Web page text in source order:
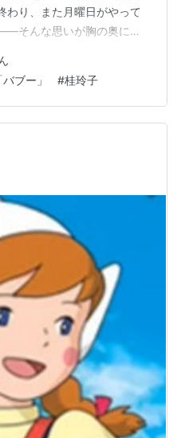
わり、また月曜日がやって
そんな思いが胸の奥にじ
に、どこか救われていた
ラちゃんの初代声優・桂玲
ニュースを目にした。
」「チャーン」「バブー」
ちゃんの声を演じる傍
級生・…
ブー」 #桂玲子